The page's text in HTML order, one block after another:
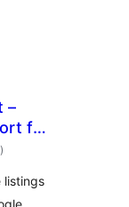
–
for
7
totaal
waarderingen
)
listings